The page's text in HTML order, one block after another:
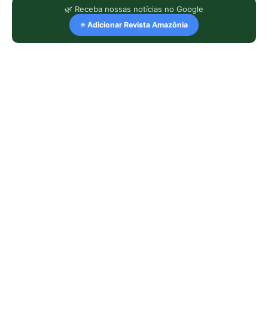
🌿 Receba nossas notícias no Google
⭐ Adicionar Revista Amazônia